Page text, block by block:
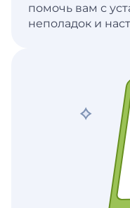
помочь вам с
неполадок и